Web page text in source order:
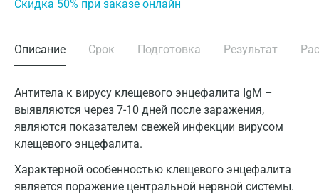
Cкидка 50% при заказе онлайн
Описание Срок Подготовка Результат
Антитела к вирусу клещевого энцефалита IgM –
выявляются через 7-10 дней после заражения,
являются показателем свежей инфекции вирусом
клещевого энцефалита.
Характерной особенностью клещевого энцефалита
является поражение центральной нервной системы.